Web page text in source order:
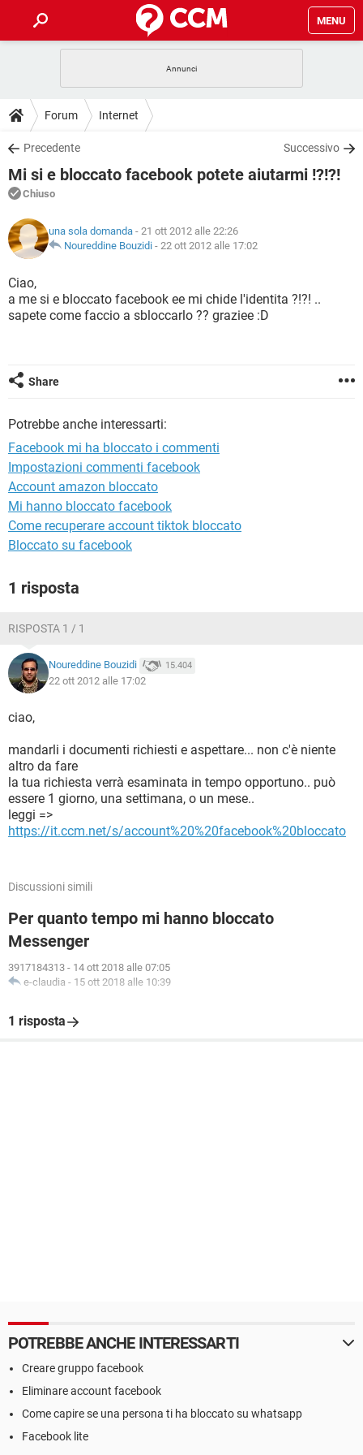
MENU
INTRATTENIMENTO
iOS
INSTAGRAM WHATSAPP
TIKTOK
HARDWARE
GUIDE
COVID-19
iOS
INSTAGRAM
TIKTOK FACEBOOK
DOWNLOAD
COVID-19 GAMING
INTRATTENIMENTO
iOS WINDOWS 10
INSTAGRAM
TIKTOK
HARDWARE
FORUM
COVID-19
INTRATTENIMENTO ANDROID
INSTAGRAM WHATSAPP
GLOSSARIO
COVID-19
INTRATTENIMENTO
iOS WINDOWS 10
Forum Internet
Precedente Successivo
Mi si e bloccato facebook potete aiutarmi !?!?!
Chiuso
una sola domanda - 21 ott 2012 alle 22:26
Noureddine Bouzidi - 22 ott 2012 alle 17:02
Ciao,
a me si e bloccato facebook ee mi chide l'identita ?!?! ..
sapete come faccio a sbloccarlo ?? graziee :D
Share
Potrebbe anche interessarti:
Facebook mi ha bloccato i commenti
Impostazioni commenti facebook
Account amazon bloccato
Mi hanno bloccato facebook
Come recuperare account tiktok bloccato
Bloccato su facebook
1 risposta
RISPOSTA 1 / 1
Noureddine Bouzidi 15.404
22 ott 2012 alle 17:02
ciao,
mandarli i documenti richiesti e aspettare... non c'è niente
altro da fare
la tua richiesta verrà esaminata in tempo opportuno.. può
essere 1 giorno, una settimana, o un mese..
leggi =>
https://it.ccm.net/s/account%20%20facebook%20bloccato
Discussioni simili
Per quanto tempo mi hanno bloccato
Messenger
3917184313 - 14 ott 2018 alle 07:05
e-claudia - 15 ott 2018 alle 10:39
1 risposta
POTREBBE ANCHE INTERESSARTI
Creare gruppo facebook
Eliminare account facebook
Come capire se una persona ti ha bloccato su whatsapp
Facebook lite